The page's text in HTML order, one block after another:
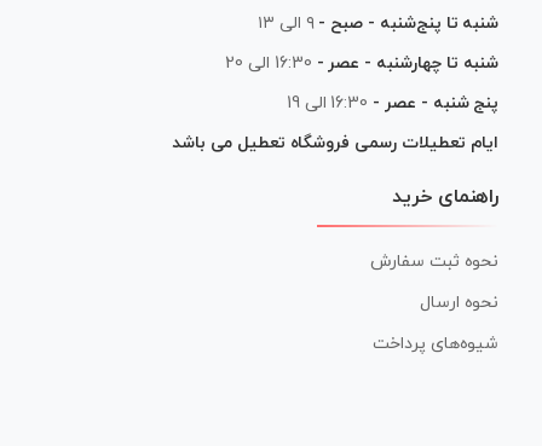
شنبه تا پنج‌شنبه - صبح - ۹ الی ۱۳
شنبه تا چهارشنبه - عصر - 16:30 الی 20
پنج شنبه - عصر - 16:30 الی 19
ایام تعطیلات رسمی فروشگاه تعطیل می باشد
راهنمای خرید
نحوه ثبت سفارش
نحوه ارسال
شیوه‌های پرداخت